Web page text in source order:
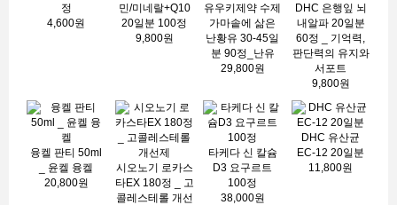
정
4,600원
민/미네랄+Q10
20일분 100정
9,800원
유우키제약 수제
가마솥에 삶은
난황유 30-45일
분 90정_난유
29,800원
DHC 은행잎 뇌
내알파 20일분
60정 _ 기억력,
판단력의 유지와
서포트
9,800원
융켈 판티 50ml
_ 윤켈 융켈
20,800원
시오노기 로카스
타EX 180정 _ 고
콜레스테롤 개선
타케다 신 칼슘
D3 요구르트
100정
38,000원
DHC 유산균
EC-12 20일분
11,800원